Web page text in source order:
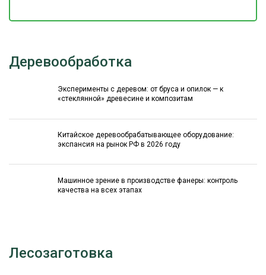
Деревообработка
Эксперименты с деревом: от бруса и опилок — к
«стеклянной» древесине и композитам
Китайское деревообрабатывающее оборудование:
экспансия на рынок РФ в 2026 году
Машинное зрение в производстве фанеры: контроль
качества на всех этапах
Лесозаготовка